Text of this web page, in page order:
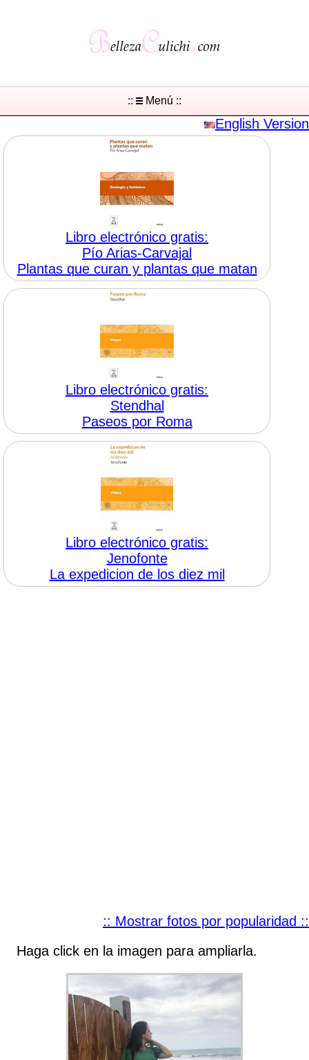
:: Menú ::
English Version
Libro electrónico gratis:
Pío Arias-Carvajal
Plantas que curan y plantas que matan
Libro electrónico gratis:
Stendhal
Paseos por Roma
Libro electrónico gratis:
Jenofonte
La expedicion de los diez mil
:: Mostrar fotos por popularidad ::
Haga click en la imagen para ampliarla.